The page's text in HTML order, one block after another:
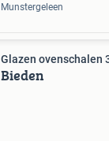
Munstergeleen
Glazen ovenschalen
Bieden